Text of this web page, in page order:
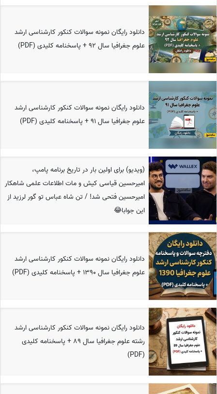
دانلود رایگان نمونه سوالات کنکور کارشناسی ارشد
علوم جغرافیا سال 92 + پاسخنامه کلیدی (PDF)
دانلود رایگان نمونه سوالات کنکور کارشناسی ارشد
علوم جغرافیا سال 91 + پاسخنامه کلیدی (PDF)
(ویدیو) برای اولین بار در تاریخ برنامه پامپ،
امیرحسین قیاسی کیش و مات اطلاعات علمی شاهکار
امیرحسین فتحی شد! / تن شاه عباس تو گور لرزید از
این جوابا😂
دانلود رایگان نمونه سوالات کنکور کارشناسی ارشد
علوم جغرافیا سال 1390 + پاسخنامه کلیدی (PDF)
دانلود رایگان نمونه سوالات کنکور کارشناسی ارشد
رشته علوم جغرافیا سال 89 + پاسخنامه کلیدی
(PDF)